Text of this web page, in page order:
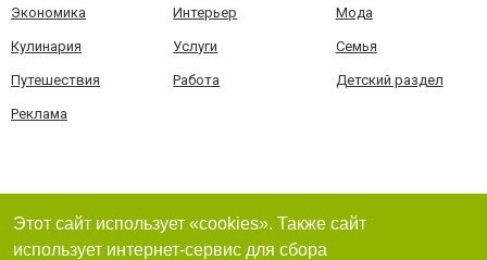
Экономика Интерьер Мода
Кулинария Услуги Семья
Путешествия Работа Детский раздел
Реклама
Этот сайт использует «cookies». Также сайт
использует интернет-сервис для сбора